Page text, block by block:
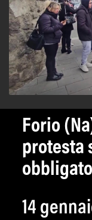
Forio
protesta
14